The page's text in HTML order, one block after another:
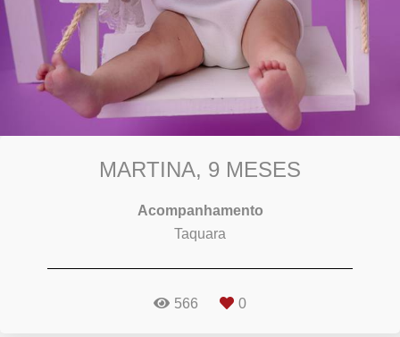
MARTINA, 9 MESES
Acompanhamento
Taquara
566 0